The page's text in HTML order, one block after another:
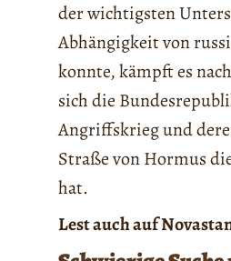
der wichtigsten
Abhängigkeit von
konnte, kämpft es
sich die
Angriffskrieg und
Straße von Hormus
hat.
Lest auch auf